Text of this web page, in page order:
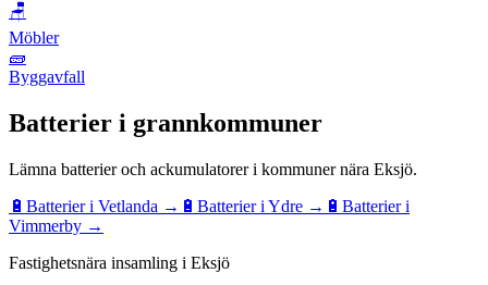
🪑
Möbler
🧱
Byggavfall
Batterier i grannkommuner
Lämna batterier och ackumulatoreri kommuner nära Eksjö.
🔋 Batterieri Vetlanda → 🔋 Batterieri Ydre → 🔋 Batterieri
Vimmerby →
Fastighetsnära insamling i Eksjö